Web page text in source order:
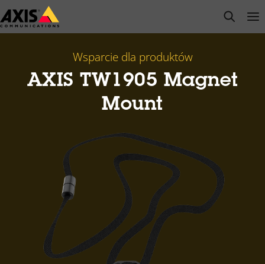
Przejdź
do
open
Wsparcie dla produktów
AXIS TW1905 Magnet
Mount